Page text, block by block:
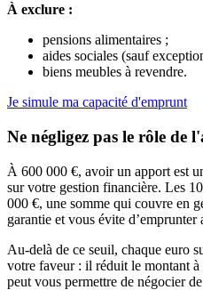
À exclure :
pensions alimentaires ;
aides sociales (sauf
biens meubles à revendre.
Je simule ma capacité d'emprunt
Ne négligez pas le rôle de
À 600 000 €, avoir un apport est
sur votre gestion financière. Les
000 €, une somme qui couvre en
garantie et vous évite
Au-delà de ce seuil, chaque euro
votre faveur : il réduit le montant
peut vous permettre de négocier